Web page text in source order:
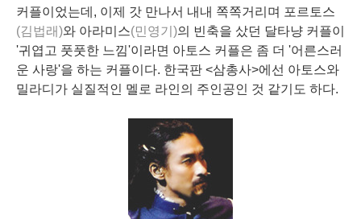
커플이었는데, 이제 갓 만나서 내내 쪽쪽거리며 포르토스
(김법래)와 아라미스(민영기)의 빈축을 샀던 달타냥 커플이
'귀엽고 풋풋한 느낌'이라면 아토스 커플은 좀 더 '어른스러
운 사랑'을 하는 커플이다. 한국판 <삼총사>에선 아토스와
밀라디가 실질적인 멜로 라인의 주인공인 것 같기도 하다.